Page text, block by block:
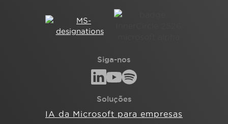
Siga-nos
Soluções
IA da Microsoft para empresas